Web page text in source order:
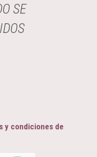
SE
y condiciones de